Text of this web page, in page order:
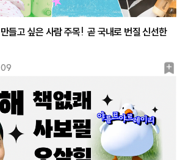
북
들고 싶은 사람 주목! 곧 국내로 번질 신선한